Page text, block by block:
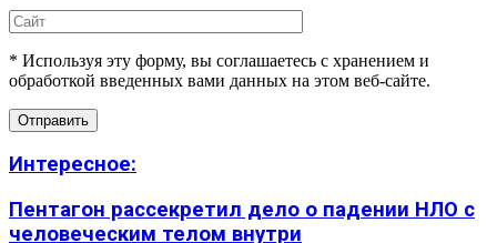
* Используя эту форму, вы соглашаетесь с хранением и
обработкой введенных вами данных на этом веб-сайте.
Интересное:
Пентагон рассекретил дело о падении НЛО с
человеческим телом внутри